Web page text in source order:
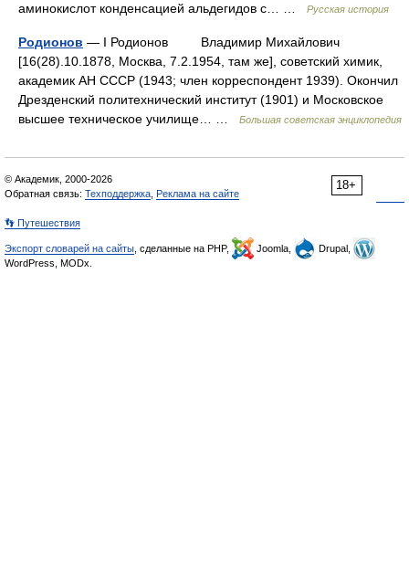
аминокислот конденсацией альдегидов с… …
Русская история
Родионов — I Родионов Владимир Михайлович
[16(28).10.1878, Москва, 7.2.1954, там же], советский химик,
академик АН СССР (1943; член корреспондент 1939). Окончил
Дрезденский политехнический институт (1901) и Московское
высшее техническое училище… …
Большая советская энциклопедия
18+
© Академик, 2000-2026
Обратная связь: Техподдержка Реклама на сайте
👣 Путешествия
Экспорт словарей на сайты , сделанные на PHP, Joomla,
Drupal,
WordPress, MODx.